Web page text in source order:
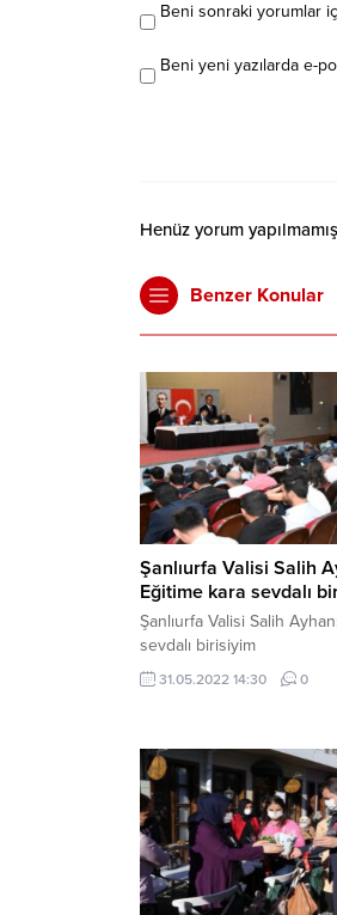
Beni sonraki yorumlar
Beni yeni yazılarda e-
Henüz yorum
Benzer Konular
Şanlıurfa Valisi Salih
Eğitime kara sevdalı
Şanlıurfa Valisi Salih
sevdalı birisiyim
31.05.2022 14:30 0